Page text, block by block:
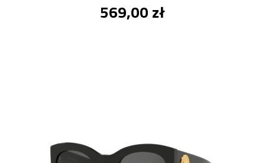
569,00 zł